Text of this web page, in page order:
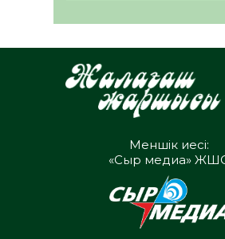
Меншік иесі:
«Сыр медиа»